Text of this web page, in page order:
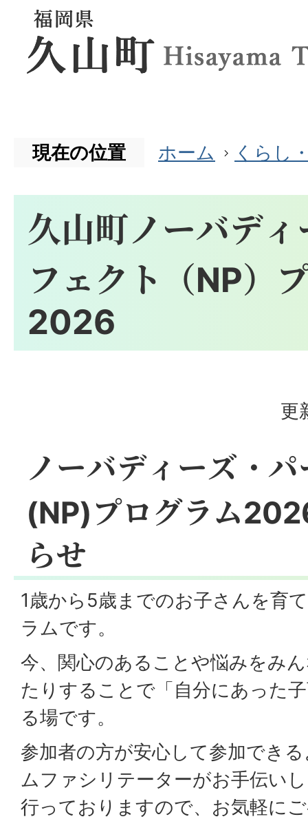
現在の位置 ホーム くらし
久山町ノーバデ
フェクト（NP）
2026
更
ノーバディーズ・
(NP)プログラム
らせ
1歳から5歳までのお子さんを育
ラムです。
今、関心のあることや悩みをみ
たりすることで「自分にあった
る場です。
参加者の方が安心して参加でき
ムファシリテーターがお手伝い
行っておりますので、お気軽に